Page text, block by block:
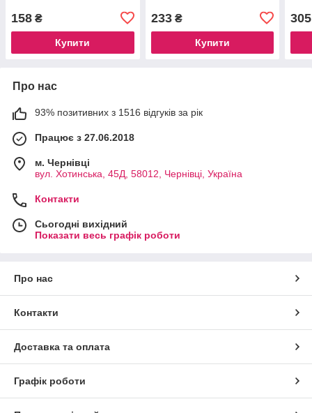
158 ₴
Купити
233₴
Купити
305
Про нас
93% позитивних з 1516 відгуків за рік
Працює з 27.06.2018
м. Чернівці
вул. Хотинська, 45Д, 58012, Чернівці, Україна
Контакти
Сьогодні вихідний
Показати весь графік роботи
Про нас
Контакти
Доставка та оплата
Графік роботи